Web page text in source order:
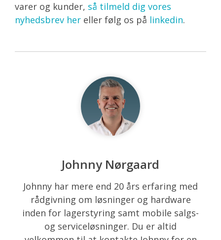
varer og kunder, så tilmeld dig vores
nyhedsbrev her eller følg os på linkedin.
Johnny Nørgaard
Johnny har mere end 20 års erfaring med
rådgivning om løsninger og hardware
inden for lagerstyring samt mobile salgs-
og serviceløsninger. Du er altid